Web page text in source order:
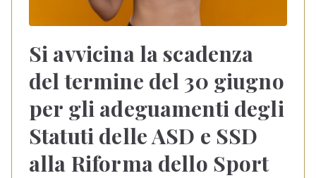
Si avvicina la scadenza
del termine del 30 giugno
per gli adeguamenti degli
Statuti delle ASD e SSD
alla Riforma dello Sport